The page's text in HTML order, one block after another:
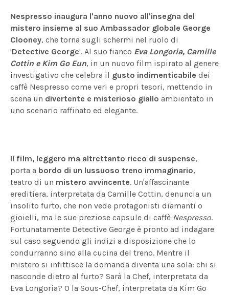
Nespresso inaugura l'anno nuovo all'insegna del
mistero insieme al suo Ambassador globale George
Clooney, che torna sugli schermi nel ruolo di
'Detective George'. Al suo fianco Eva Longoria, Camille
Cottin e Kim Go Eun, in un nuovo film ispirato al genere
investigativo che celebra il gusto indimenticabile dei
caffè Nespresso come veri e propri tesori, mettendo in
scena un divertente e misterioso giallo ambientato in
uno scenario raffinato ed elegante.
Il film, leggero ma altrettanto ricco di suspense,
porta a bordo di un lussuoso treno immaginario,
teatro di un mistero avvincente. Un'affascinante
ereditiera, interpretata da Camille Cottin, denuncia un
insolito furto, che non vede protagonisti diamanti o
gioielli, ma le sue preziose capsule di caffè Nespresso.
Fortunatamente Detective George è pronto ad indagare
sul caso seguendo gli indizi a disposizione che lo
condurranno sino alla cucina del treno. Mentre il
mistero si infittisce la domanda diventa una sola: chi si
nasconde dietro al furto? Sarà la Chef, interpretata da
Eva Longoria? O la Sous-Chef, interpretata da Kim Go